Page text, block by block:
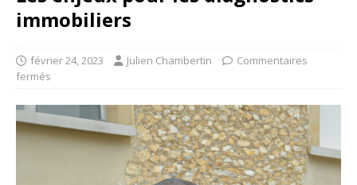
immobiliers
février 24, 2023 Julien Chambertin
Commentaires
fermés